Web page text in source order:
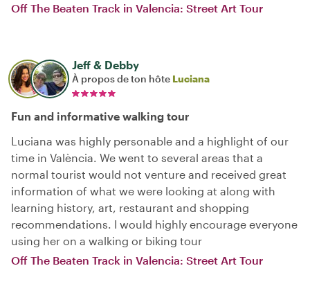
Off The Beaten Track in Valencia: Street Art Tour
Jeff & Debby
À propos de ton hôte Luciana
Fun and informative walking tour
Luciana was highly personable and a highlight of our
time in València. We went to several areas that a
normal tourist would not venture and received great
information of what we were looking at along with
learning history, art, restaurant and shopping
recommendations. I would highly encourage everyone
using her on a walking or biking tour
Off The Beaten Track in Valencia: Street Art Tour